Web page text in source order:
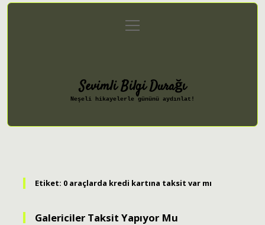
Gizlilik Politikası
menüyü
aç
Sevimli Bilgi Durağı
Neşeli hikayelerle gününü aydınlat!
Etiket: 0 araçlarda kredi kartına taksit var mı
Galericiler Taksit Yapıyor Mu